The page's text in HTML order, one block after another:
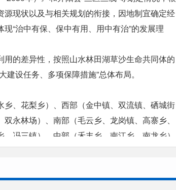
现状以及与相关规划的衔接，因地制宜确定经
“治中有保、保中有用、用中有治”的发展理
的差异性，按照山水林田湖草沙生命共同体的
设任务、多项保障措施”总体布局。
、花梨乡）、西部（金中镇、双流镇、硒城街
永林场）、南部（毛云乡、龙岗镇、高寨乡、
冯三镇）、中部（禾丰乡、南江乡、南龙乡）
、全力助推乡村产业振兴。